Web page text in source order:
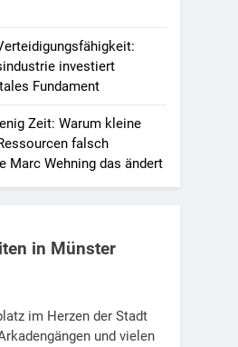
investiert
Fundament
Zeit: Warum kleine
falsch
Marc Wehning das ändert
in Münster
im Herzen der Stadt
und vielen